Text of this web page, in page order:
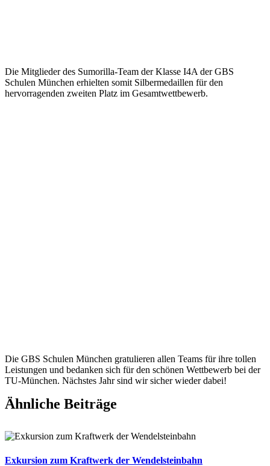
Die Mitglieder des Sumorilla-Team der Klasse I4A der GBS
Schulen München erhielten somit Silbermedaillen für den
hervorragenden zweiten Platz im Gesamtwettbewerb.
Die GBS Schulen München gratulieren allen Teams für ihre tollen
Leistungen und bedanken sich für den schönen Wettbewerb bei der
TU-München. Nächstes Jahr sind wir sicher wieder dabei!
Ähnliche Beiträge
Exkursion zum Kraftwerk der Wendelsteinbahn